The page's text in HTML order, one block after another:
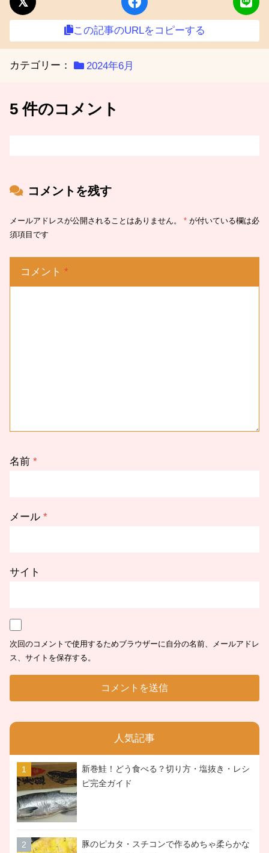
この記事のURLをコピーする
カテゴリー： 2024年6月
5 件のコメント
コメントを残す
メールアドレスが公開されることはありません。 * が付いている欄は必
須項目です
コメント *
名前 *
メール *
サイト
次回のコメントで使用するためブラウザーに自分の名前、メールアドレ
ス、サイトを保存する。
人気記事
新巻鮭！どう食べる？切り方・塩抜き・レシ
ピ完全ガイド
豚のピカタ・スチコンで作るめちゃ柔らかな